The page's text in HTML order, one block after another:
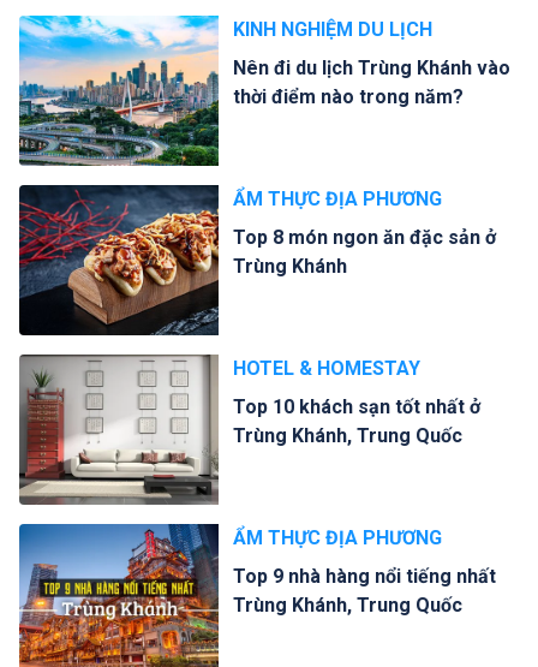
KINH NGHIỆM DU LỊCH
Nên đi du lịch Trùng Khánh vào
thời điểm nào trong năm?
ẨM THỰC ĐỊA PHƯƠNG
Top 8 món ngon ăn đặc sản ở
Trùng Khánh
HOTEL & HOMESTAY
Top 10 khách sạn tốt nhất ở
Trùng Khánh, Trung Quốc
ẨM THỰC ĐỊA PHƯƠNG
Top 9 nhà hàng nổi tiếng nhất
Trùng Khánh, Trung Quốc